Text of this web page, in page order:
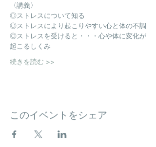
〈講義〉
◎ストレスについて知る
◎ストレスにより起こりやすい心と体の不調
◎ストレスを受けると・・・心や体に変化が
起こるしくみ
続きを読む >>
このイベントをシェア